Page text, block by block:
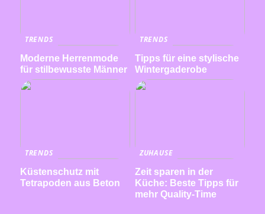
TRENDS
Moderne Herrenmode
für stilbewusste Männer
TRENDS
Tipps für eine stylische
Wintergaderobe
TRENDS
Küstenschutz mit
Tetrapoden aus Beton
ZUHAUSE
Zeit sparen in der
Küche: Beste Tipps für
mehr Quality-Time